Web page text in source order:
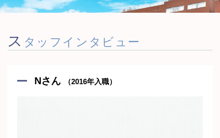
ス タッフインタビュー
Nさん （2016年入職）